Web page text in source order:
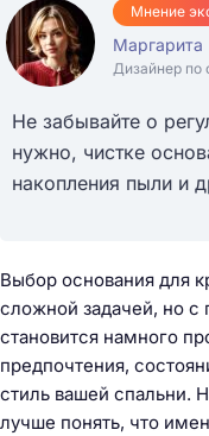
Мнение
Маргарита
Дизайнер по
Не забывайте о
нужно, чистке
накопления пыли и
Выбор основания для
сложной задачей, но с
становится намного
предпочтения,
стиль вашей спальни.
лучше понять, что